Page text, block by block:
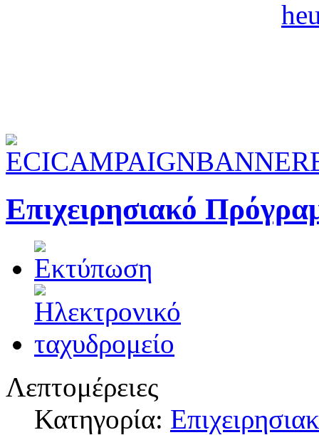
Επιχειρησιακό
Λεπτομέρειες
Κατηγορία: